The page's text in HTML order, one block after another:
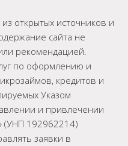
открытых источников и
сайта не
рекомендацией.
по оформлению и
кредитов и
Указом
и привлечении
(УНП 192962214)
заявки в